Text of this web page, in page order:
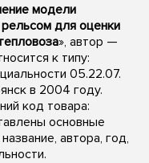
модели
для оценки
», автор —
к типу:
05.22.07.
в 2004 году.
код товара:
основные
автора, год,